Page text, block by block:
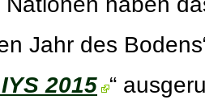
Jahr des
2015 “